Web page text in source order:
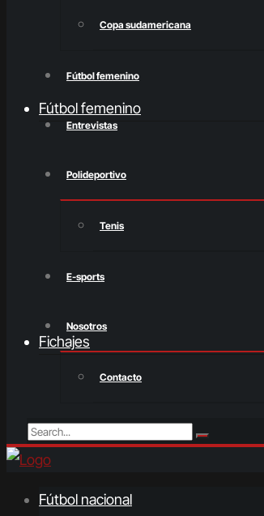
Copa sudamericana
Fútbol femenino
Entrevistas
Polideportivo
Tenis
E-sports
Nosotros
Contacto
Fútbol nacional
Fichajes
Fútbol femenino